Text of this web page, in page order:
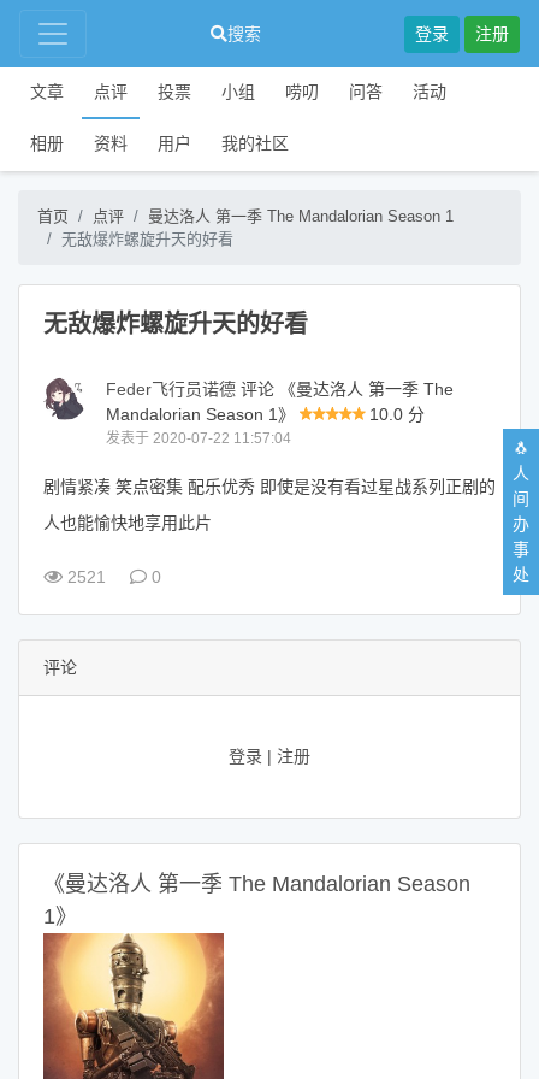
搜索 登录 注册
文章 点评 投票 小组 唠叨 问答 活动
相册 资料 用户 我的社区
首页 点评
曼达洛人 第一季 The Mandalorian Season 1
无敌爆炸螺旋升天的好看
无敌爆炸螺旋升天的好看
Feder飞行员诺德 评论 《曼达洛人 第一季 The
Mandalorian Season 1》
10.0 分
发表于 2020-07-22 11:57:04
剧情紧凑 笑点密集 配乐优秀 即使是没有看过星战系列正剧的
人也能愉快地享用此片
2521 0
评论
登录 | 注册
《曼达洛人 第一季 The Mandalorian Season
1》
🐧
人
间
办
事
处